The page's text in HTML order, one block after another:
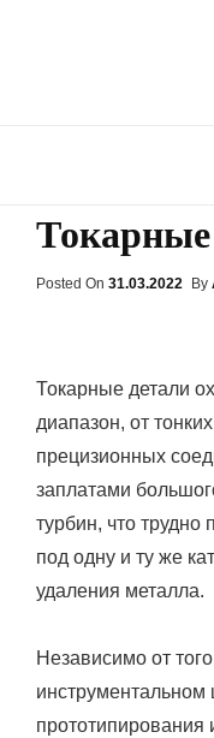
opt-
Posted On Posted
31.03.2022 By
Токарные детали
диапазон, от
прецизионных
заплатами
турбин, что трудно
под одну и ту же
удаления металла.
Независимо от
инструментальном
прототипирования